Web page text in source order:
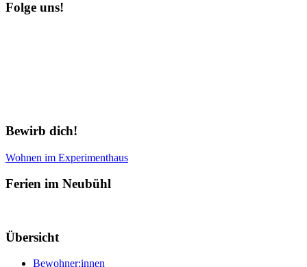
Folge uns!
Bewirb dich!
Wohnen im Experimenthaus
Ferien im Neubühl
Übersicht
Bewohner:innen